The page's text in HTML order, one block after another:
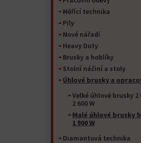
Měřící technika
Pily
Nové nářadí
Heavy Duty
Brusky a hoblíky
Stolní náčiní a stoly
Úhlové brusky a
Velké úhlové brusky 2
2 600 W
Malé úhlové brusky
1 900 W
Diamantová technika